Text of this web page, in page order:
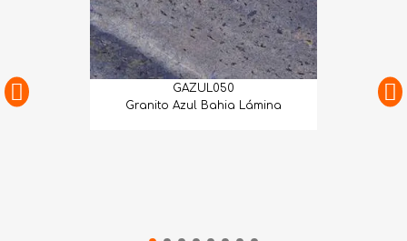
GAZUL050
Granito Azul Bahia Lámina